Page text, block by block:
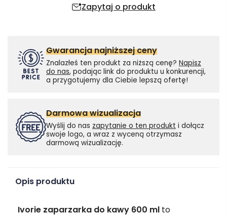
Zapytaj o produkt
Gwarancja najniższej ceny
Znalazłeś ten produkt za niższą cenę? Napisz
do nas, podając link do produktu u konkurencji,
a przygotujemy dla Ciebie lepszą ofertę!
Darmowa wizualizacja
Wyślij do nas zapytanie o ten produkt i dołącz
swoje logo, a wraz z wyceną otrzymasz
darmową wizualizację.
Opis produktu
Ivorie zaparzarka do kawy 600 ml to